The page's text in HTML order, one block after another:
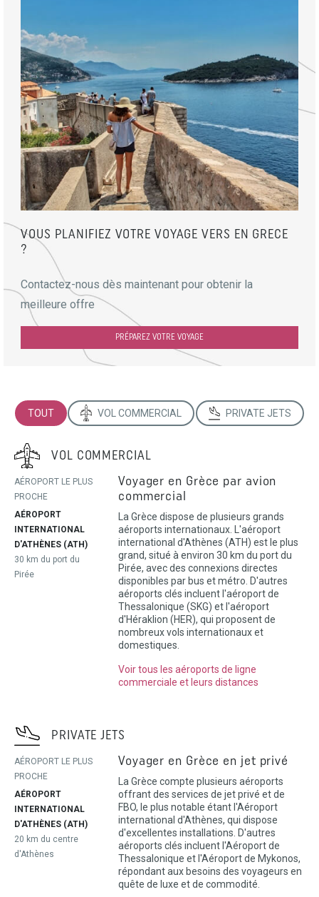
VOUS PLANIFIEZ VOTRE VOYAGE VERS EN GRECE
?
Contactez-nous dès maintenant pour obtenir la
meilleure offre
PRÉPAREZ VOTRE VOYAGE
TOUT VOL COMMERCIAL PRIVATE JETS
VOL COMMERCIAL
AÉROPORT LE PLUS
PROCHE
AÉROPORT
INTERNATIONAL
D'ATHÈNES (ATH)
30 km du port du
Pirée
Voyager en Grèce par avion
commercial
La Grèce dispose de plusieurs grands
aéroports internationaux. L'aéroport
international d'Athènes (ATH) est le plus
grand, situé à environ 30 km du port du
Pirée, avec des connexions directes
disponibles par bus et métro. D'autres
aéroports clés incluent l'aéroport de
Thessalonique (SKG) et l'aéroport
d'Héraklion (HER), qui proposent de
nombreux vols internationaux et
domestiques.
Voir tous les aéroports de ligne
commerciale et leurs distances
PRIVATE JETS
AÉROPORT LE PLUS
PROCHE
AÉROPORT
INTERNATIONAL
D'ATHÈNES (ATH)
20 km du centre
d'Athènes
Voyager en Grèce en jet privé
La Grèce compte plusieurs aéroports
offrant des services de jet privé et de
FBO, le plus notable étant l'Aéroport
international d'Athènes, qui dispose
d'excellentes installations. D'autres
aéroports clés incluent l'Aéroport de
Thessalonique et l'Aéroport de Mykonos,
répondant aux besoins des voyageurs en
quête de luxe et de commodité.